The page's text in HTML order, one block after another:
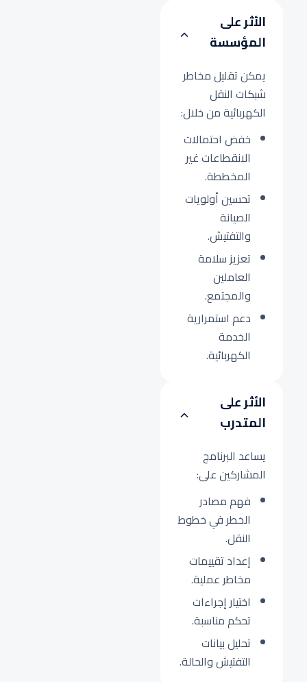
الأثر على
المؤسسة
يمكن تقليل مخاطر
شبكات النقل
الكهربائية من خلال:
خفض احتمالات
الانقطاعات غير
المخططة.
تحسين أولويات
الصيانة
والتفتيش.
تعزيز سلامة
العاملين
والمجتمع.
دعم استمرارية
الخدمة
الكهربائية.
الأثر على
المتدرب
يساعد البرنامج
المشاركين على:
فهم مصادر
الخطر في خطوط
النقل.
إعداد تقييمات
مخاطر عملية.
اختيار إجراءات
تحكم مناسبة.
تحليل بيانات
التفتيش والحالة.